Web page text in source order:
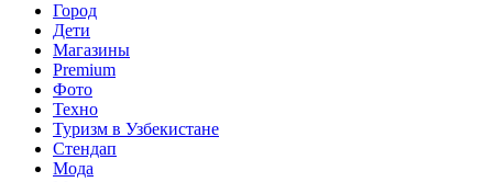
Город
Дети
Магазины
Premium
Фото
Техно
Туризм в Узбекистане
Стендап
Мода